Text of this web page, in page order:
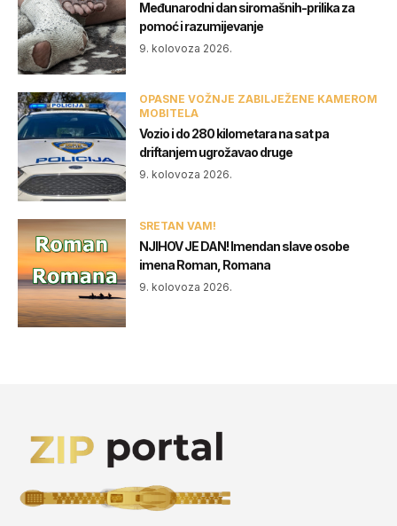
Međunarodni dan siromašnih-prilika za
pomoć i razumijevanje
9. kolovoza 2026.
OPASNE VOŽNJE ZABILJEŽENE KAMEROM
MOBITELA
Vozio i do 280 kilometara na sat pa
driftanjem ugrožavao druge
9. kolovoza 2026.
SRETAN VAM!
NJIHOV JE DAN! Imendan slave osobe
imena Roman, Romana
9. kolovoza 2026.